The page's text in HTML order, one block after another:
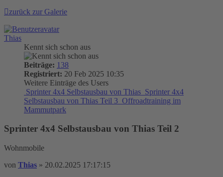
zurück zur Galerie
Thias
Kennt sich schon aus
Beiträge: 138
Registriert: 20 Feb 2025 10:35
Weitere Einträge des Users
Sprinter 4x4 Selbstausbau von Thias Sprinter 4x4
Selbstausbau von Thias Teil 3 Offroadtraining im
Mammutpark
Sprinter 4x4 Selbstausbau von Thias Teil 2
Wohnmobile
von Thias » 20.02.2025 17:17:15